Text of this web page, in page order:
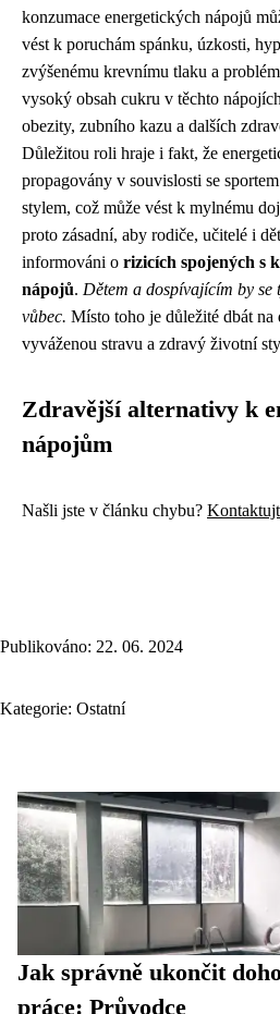
konzumace energetických nápojů
vést k poruchám spánku, úzkosti,
zvýšenému krevnímu tlaku a
vysoký obsah cukru v těchto
obezity, zubního kazu a dalších
Důležitou roli hraje i fakt, že
propagovány v souvislosti se
stylem, což může vést k mylnému
proto zásadní, aby rodiče, učitelé i
informováni o rizicích spojených s
nápojů. Dětem a dospívajícím by se
vůbec. Místo toho je důležité dbát na
vyváženou stravu a zdravý životní
Zdravější alternativy k
nápojům
Našli jste v článku chybu?
Publikováno: 22. 06. 2024
Kategorie: Ostatní
Jak správně ukončit
práce: Průvodce